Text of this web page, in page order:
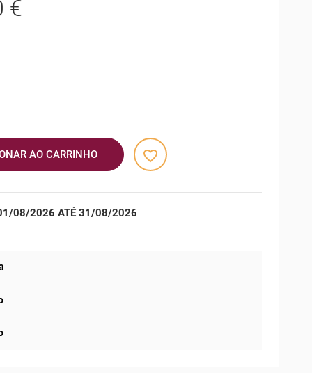
€
AO CARRINHO favorite_border
01/08/2026 ATÉ 31/08/2026